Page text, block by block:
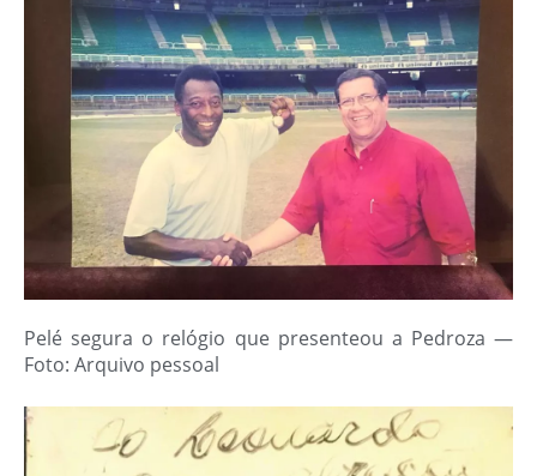
Pelé segura o relógio que presenteou a Pedroza —
Foto: Arquivo pessoal